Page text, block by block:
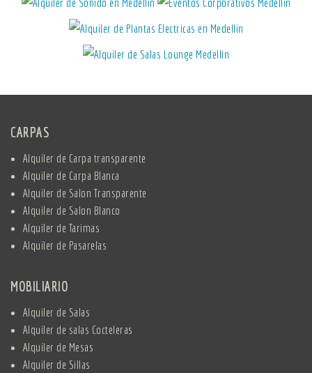
CARPAS
Alquiler de Carpa transparente
Alquiler de Carpa Blanca
Alquiler de Salon Transparente
Alquiler de Salon Blanco
Alquiler de Tarimas
Alquiler de Pasarelas
MOBILIARIO
Alquiler de Salas
Alquiler de salas Cocteleras
Alquiler de Mesas
Alquiler de Sillas